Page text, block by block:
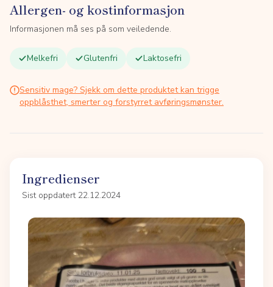
Allergen- og kostinformasjon
Informasjonen må ses på som veiledende.
Melkefri Glutenfri Laktosefri
Sensitiv mage? Sjekk om dette produktet kan trigge
oppblåsthet, smerter og forstyrret avføringsmønster.
Ingredienser
Sist oppdatert 22.12.2024